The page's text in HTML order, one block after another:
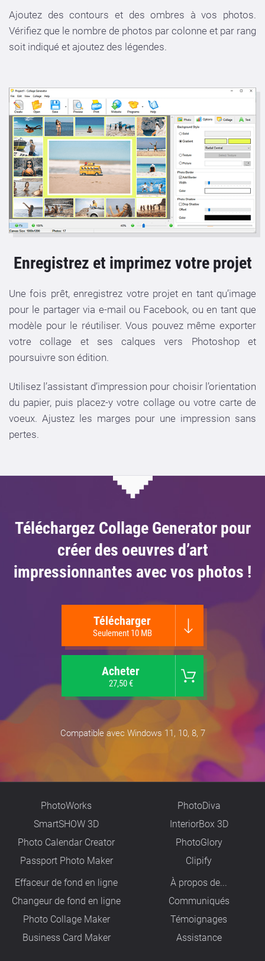
Ajoutez des contours et des ombres à vos photos.
Vérifiez que le nombre de photos par colonne et par rang
soit indiqué et ajoutez des légendes.
Enregistrez et imprimez votre projet
Une fois prêt, enregistrez votre projet en tant qu’image
pour le partager via e-mail ou Facebook, ou en tant que
modèle pour le réutiliser. Vous pouvez même exporter
votre collage et ses calques vers Photoshop et
poursuivre son édition.
Utilisez l’assistant d’impression pour choisir l’orientation
du papier, puis placez-y votre collage ou votre carte de
voeux. Ajustez les marges pour une impression sans
pertes.
Téléchargez Collage Generator pour
créer des oeuvres d’art
impressionnantes avec vos photos !
Télécharger
Seulement 10 MB
Acheter
27,50 €
Compatible avec Windows 11, 10, 8, 7
PhotoWorks
SmartSHOW 3D
Photo Calendar Creator
Passport Photo Maker
PhotoDiva
InteriorBox 3D
PhotoGlory
Clipify
Effaceur de fond en ligne
Changeur de fond en ligne
Photo Collage Maker
Business Card Maker
À propos de...
Сommuniqués
Témoignages
Assistance